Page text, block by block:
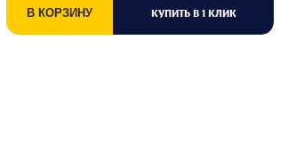
В КОРЗИНУ КУПИТЬ В 1 КЛИК